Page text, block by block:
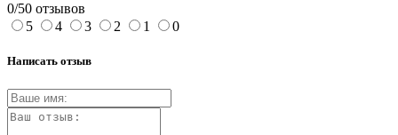
0/50 отзывов
5
4 3 2 1 0
Написать отзыв